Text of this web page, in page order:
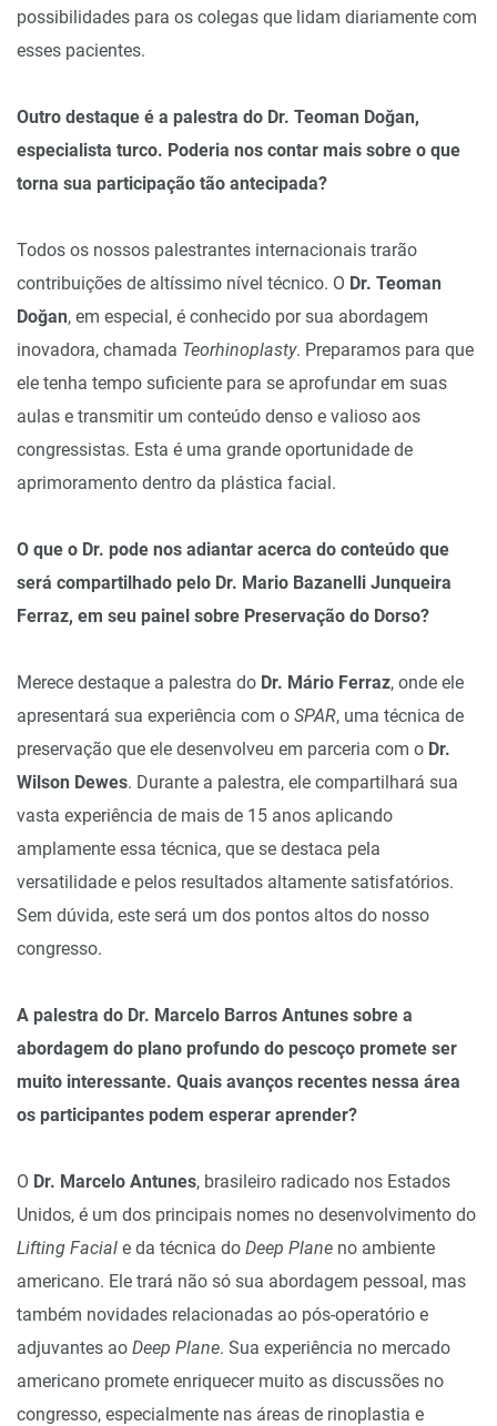
possibilidades para os colegas que lidam diariamente com
esses pacientes.
Outro destaque é a palestra do Dr. Teoman Doğan,
especialista turco. Poderia nos contar mais sobre o que
torna sua participação tão antecipada?
Todos os nossos palestrantes internacionais trarão
contribuições de altíssimo nível técnico. O Dr. Teoman
Doğan, em especial, é conhecido por sua abordagem
inovadora, chamada Teorhinoplasty. Preparamos para que
ele tenha tempo suficiente para se aprofundar em suas
aulas e transmitir um conteúdo denso e valioso aos
congressistas. Esta é uma grande oportunidade de
aprimoramento dentro da plástica facial.
O que o Dr. pode nos adiantar acerca do conteúdo que
será compartilhado pelo Dr. Mario Bazanelli Junqueira
Ferraz, em seu painel sobre Preservação do Dorso?
Merece destaque a palestra do Dr. Mário Ferraz, onde ele
apresentará sua experiência com o SPAR, uma técnica de
preservação que ele desenvolveu em parceria com o Dr.
Wilson Dewes. Durante a palestra, ele compartilhará sua
vasta experiência de mais de 15 anos aplicando
amplamente essa técnica, que se destaca pela
versatilidade e pelos resultados altamente satisfatórios.
Sem dúvida, este será um dos pontos altos do nosso
congresso.
A palestra do Dr. Marcelo Barros Antunes sobre a
abordagem do plano profundo do pescoço promete ser
muito interessante. Quais avanços recentes nessa área
os participantes podem esperar aprender?
O Dr. Marcelo Antunes, brasileiro radicado nos Estados
Unidos, é um dos principais nomes no desenvolvimento do
Lifting Facial e da técnica do Deep Plane no ambiente
americano. Ele trará não só sua abordagem pessoal, mas
também novidades relacionadas ao pós-operatório e
adjuvantes ao Deep Plane. Sua experiência no mercado
americano promete enriquecer muito as discussões no
congresso, especialmente nas áreas de rinoplastia e